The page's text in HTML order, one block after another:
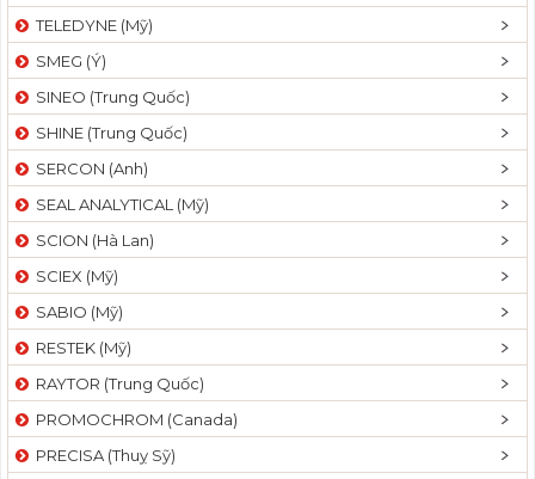
TELEDYNE (Mỹ)
SMEG (Ý)
SINEO (Trung Quốc)
SHINE (Trung Quốc)
SERCON (Anh)
SEAL ANALYTICAL (Mỹ)
SCION (Hà Lan)
SCIEX (Mỹ)
SABIO (Mỹ)
RESTEK (Mỹ)
RAYTOR (Trung Quốc)
PROMOCHROM (Canada)
PRECISA (Thuỵ Sỹ)